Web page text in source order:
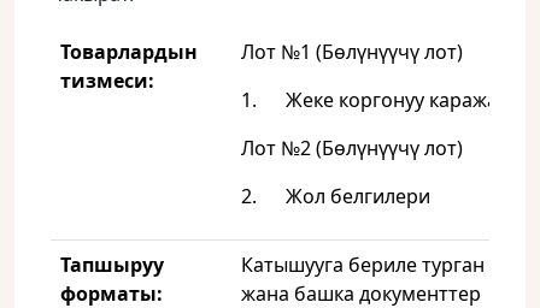
Товарлардын
тизмеси:
Лот №1 (Бөлүнүүчү лот)
1. Жеке коргонуу
Лот №2 (Бөлүнүүчү лот)
2. Жол белгилери
Тапшыруу
форматы:
Катышууга бериле турган
жана башка документтер